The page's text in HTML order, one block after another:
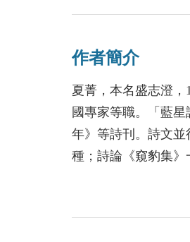
〈雨中〉、〈湖〉
作者簡介
夏菁，本名盛志澄
國專家等職。「藍
年》等詩刊。詩文
種；詩論《窺豹集》